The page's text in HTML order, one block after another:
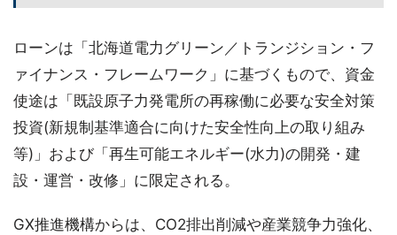
ローンは「北海道電力グリーン／トランジション・フ
ァイナンス・フレームワーク」に基づくもので、資金
使途は「既設原子力発電所の再稼働に必要な安全対策
投資(新規制基準適合に向けた安全性向上の取り組み
等)」および「再生可能エネルギー(水力)の開発・建
設・運営・改修」に限定される。
GX推進機構からは、CO2排出削減や産業競争力強化、